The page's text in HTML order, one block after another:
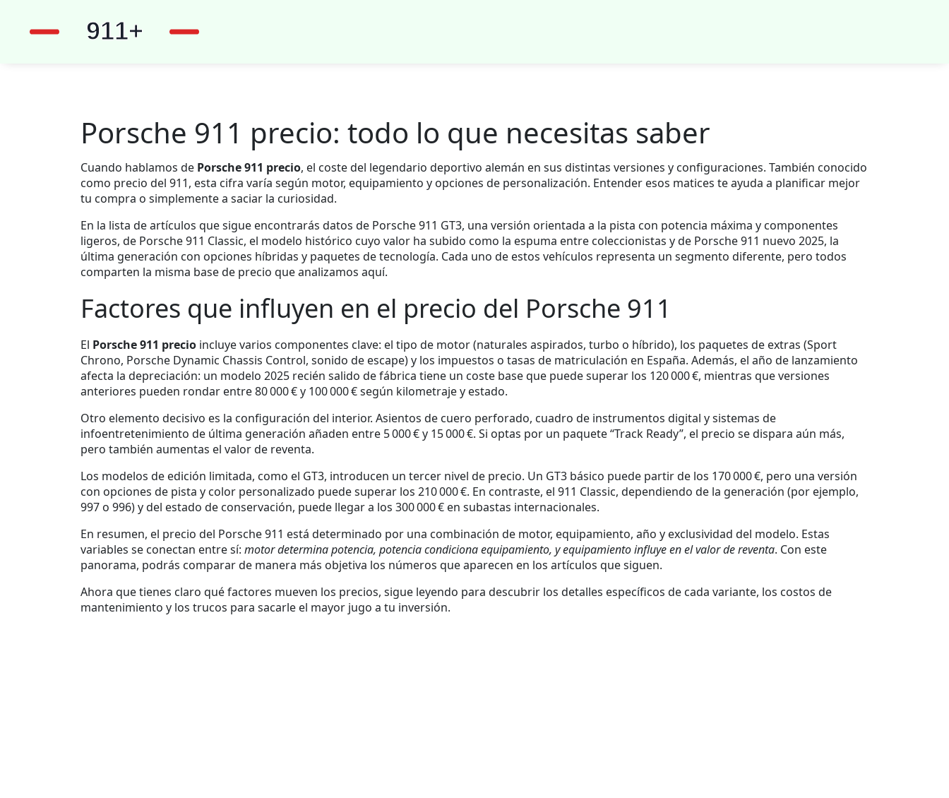
Porsche 911 precio: todo lo que necesitas saber
Cuando hablamos de Porsche 911 precio, el coste del legendario deportivo alemán en sus distintas versiones y configuraciones. También conocido
como precio del 911, esta cifra varía según motor, equipamiento y opciones de personalización. Entender esos matices te ayuda a planificar mejor
tu compra o simplemente a saciar la curiosidad.
En la lista de artículos que sigue encontrarás datos de Porsche 911 GT3, una versión orientada a la pista con potencia máxima y componentes
ligeros, de Porsche 911 Classic, el modelo histórico cuyo valor ha subido como la espuma entre coleccionistas y de Porsche 911 nuevo 2025, la
última generación con opciones híbridas y paquetes de tecnología. Cada uno de estos vehículos representa un segmento diferente, pero todos
comparten la misma base de precio que analizamos aquí.
Factores que influyen en el precio del Porsche 911
El Porsche 911 precio incluye varios componentes clave: el tipo de motor (naturales aspirados, turbo o híbrido), los paquetes de extras (Sport
Chrono, Porsche Dynamic Chassis Control, sonido de escape) y los impuestos o tasas de matriculación en España. Además, el año de lanzamiento
afecta la depreciación: un modelo 2025 recién salido de fábrica tiene un coste base que puede superar los 120 000 €, mientras que versiones
anteriores pueden rondar entre 80 000 € y 100 000 € según kilometraje y estado.
Otro elemento decisivo es la configuración del interior. Asientos de cuero perforado, cuadro de instrumentos digital y sistemas de
infoentretenimiento de última generación añaden entre 5 000 € y 15 000 €. Si optas por un paquete “Track Ready”, el precio se dispara aún más,
pero también aumentas el valor de reventa.
Los modelos de edición limitada, como el GT3, introducen un tercer nivel de precio. Un GT3 básico puede partir de los 170 000 €, pero una versión
con opciones de pista y color personalizado puede superar los 210 000 €. En contraste, el 911 Classic, dependiendo de la generación (por ejemplo,
997 o 996) y del estado de conservación, puede llegar a los 300 000 € en subastas internacionales.
En resumen, el precio del Porsche 911 está determinado por una combinación de motor, equipamiento, año y exclusividad del modelo. Estas
variables se conectan entre sí: motor determina potencia, potencia condiciona equipamiento, y equipamiento influye en el valor de reventa. Con este
panorama, podrás comparar de manera más objetiva los números que aparecen en los artículos que siguen.
Ahora que tienes claro qué factores mueven los precios, sigue leyendo para descubrir los detalles específicos de cada variante, los costos de
mantenimiento y los trucos para sacarle el mayor jugo a tu inversión.